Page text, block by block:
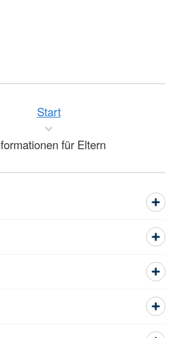
Start
für Eltern